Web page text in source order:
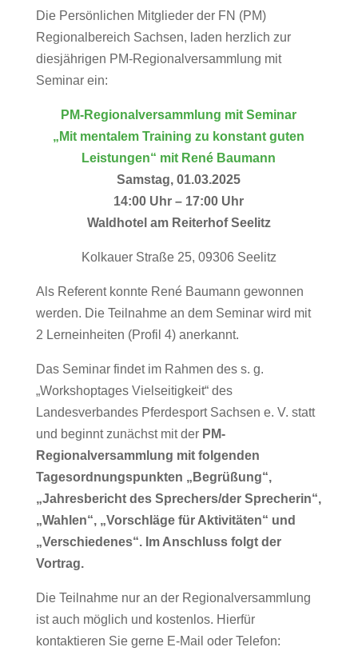
Die Persönlichen Mitglieder der FN (PM)
Regionalbereich Sachsen, laden herzlich zur
diesjährigen PM-Regionalversammlung mit
Seminar ein:
PM-Regionalversammlung mit Seminar
„Mit mentalem Training zu konstant guten
Leistungen“ mit René Baumann
Samstag, 01.03.2025
14:00 Uhr – 17:00 Uhr
Waldhotel am Reiterhof Seelitz
Kolkauer Straße 25, 09306 Seelitz
Als Referent konnte René Baumann gewonnen
werden. Die Teilnahme an dem Seminar wird mit
2 Lerneinheiten (Profil 4) anerkannt.
Das Seminar findet im Rahmen des s. g.
„Workshoptages Vielseitigkeit“ des
Landesverbandes Pferdesport Sachsen e. V. statt
und beginnt zunächst mit der PM-
Regionalversammlung mit folgenden
Tagesordnungspunkten „Begrüßung“,
„Jahresbericht des Sprechers/der Sprecherin“,
„Wahlen“, „Vorschläge für Aktivitäten“ und
„Verschiedenes“. Im Anschluss folgt der
Vortrag.
Die Teilnahme nur an der Regionalversammlung
ist auch möglich und kostenlos. Hierfür
kontaktieren Sie gerne E-Mail oder Telefon: